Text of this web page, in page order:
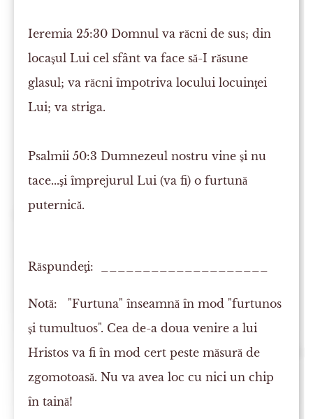
Ieremia 25:30 Domnul varăcnide sus; din
locaşul Lui cel sfânt va face să-I răsune
glasul; va răcni împotriva locului locuinţei
Lui; va striga.
Psalmii 50:3Dumnezeul nostru vine şi nu
tace...şi împrejurul Lui (va fi) o furtună
puternică.
Răspundeţi: ____________________
Notă: "Furtuna" înseamnă în mod "furtunos
şi tumultuos". Cea de-a doua venire a lui
Hristos va fi în mod cert peste măsură de
zgomotoasă. Nu va avea loc cu nici un chip
în taină!